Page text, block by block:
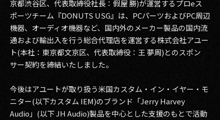
美少女図鑑
イベント
タテドラ
2026
PRIVACY POLICY
京都渋谷区、代表取締役社長：假屋 勝)が運営するプロeス
ポーツチーム『DONUTS USG』は、PCパーツおよびPC周辺
機器、オーディオ機器など、国内外のメーカー製品の国内流
通および輸出入を行う総合代理店を運営する株式会社アユー
ト(本社：東京都文京区、代表取締役：王 夢周)とのスポン
サー契約を締結いたしました。
今後はアユートが取り扱う米国カスタム・イン・イヤー・モ
ニター(以下カスタム IEM)のブランド「Jerry Harvey
Audio」(以下 JH Audio)製品を中心とした支援のもとで活動